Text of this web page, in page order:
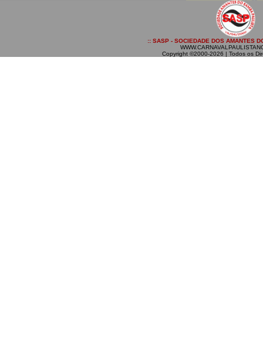
:: SASP - SOCIEDADE DOS AMANTES
Copyright ©2000-2026 | Todos os